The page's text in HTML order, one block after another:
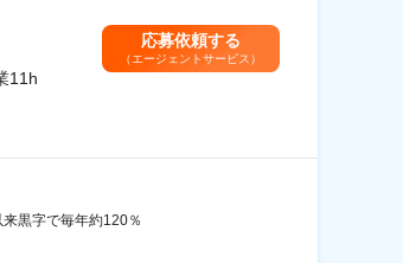
11h
応募依頼する
（エージェントサービス）
黒字で毎年約120％